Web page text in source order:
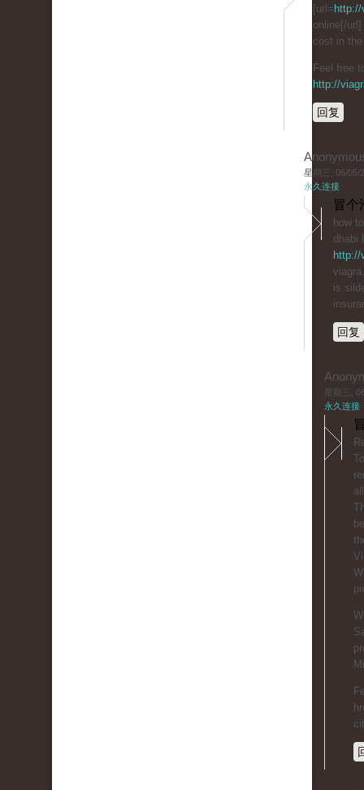
[url=
online[/
cost in
Feel free
http://
回复
星期三, 06/05/
永久连接
冒个
how
dhabi
http://
viagra.
is
回复
星期三,
永久连接